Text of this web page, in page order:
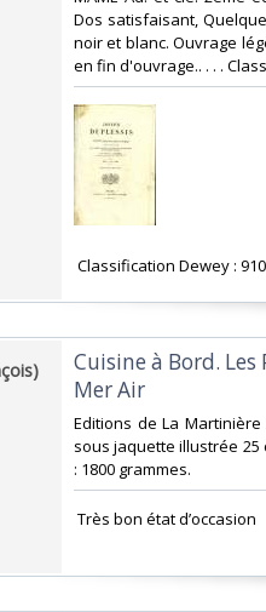
Dos satisfaisant,
noir et blanc. Ouvrage
en fin d'ouvrage.. . . .
Classification Dewey :
‎Cuisine à Bord.
Mer Air‎
‎Editions de La
sous jaquette illustrée 25
: 1800 grammes.‎
‎ Très bon état d’occasion ‎